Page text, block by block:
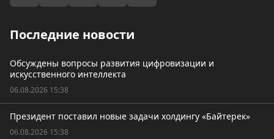
Последние новости
Обсуждены вопросы развития цифровизации и
искусственного интеллекта
06.08.2026 15:38
Президент поставил новые задачи холдингу «Байтерек»
06.08.2026 15:38